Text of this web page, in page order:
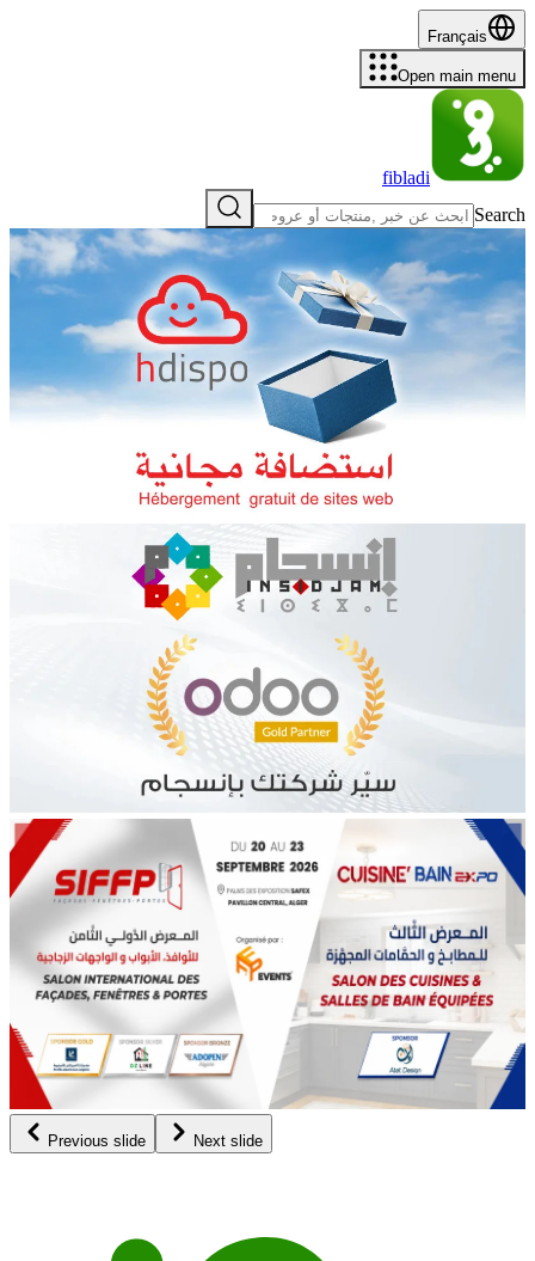
Français
Open main menu
fibladi
Search
Previous slide Next slide